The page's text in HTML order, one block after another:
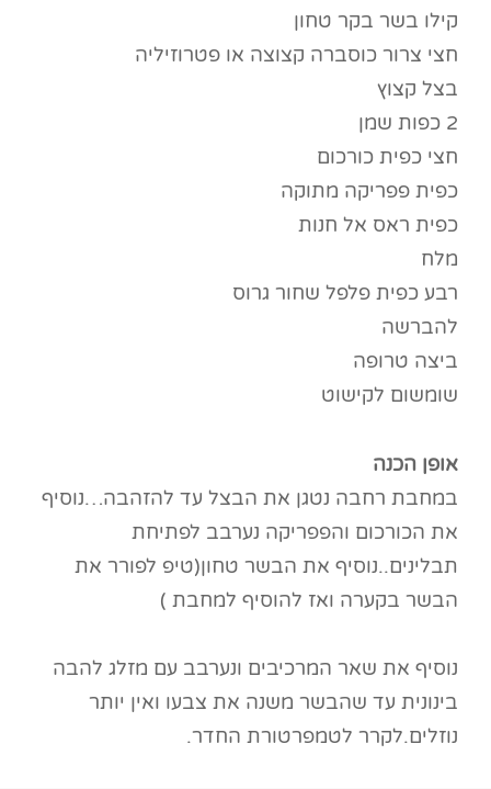
קילו בשר בקר טחון
חצי צרור כוסברה קצוצה או פטרוזיליה
בצל קצוץ
2 כפות שמן
חצי כפית כורכום
כפית פפריקה מתוקה
כפית ראס אל חנות
מלח
רבע כפית פלפל שחור גרוס
להברשה
ביצה טרופה
שומשום לקישוט
אופן הכנה
במחבת רחבה נטגן את הבצל עד להזהבה…נוסיף
את הכורכום והפפריקה נערבב לפתיחת
תבלינים..נוסיף את הבשר טחון(טיפ לפורר את
הבשר בקערה ואז להוסיף למחבת )
נוסיף את שאר המרכיבים ונערבב עם מזלג להבה
בינונית עד שהבשר משנה את צבעו ואין יותר
נוזלים.לקרר לטמפרטורת החדר.